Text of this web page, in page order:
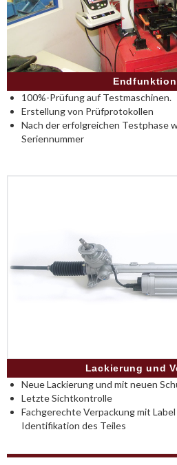
100%-Prüfung auf Testmaschinen.
Erstellung von Prüfprotokollen
Nach der erfolgreichen Testphase
Seriennummer
Lackierung und
Neue Lackierung und mit neuen
Letzte Sichtkontrolle
Fachgerechte Verpackung mit
Identifikation des Teiles